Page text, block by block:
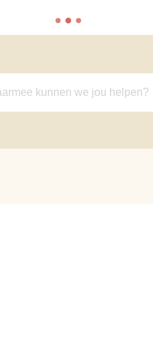
we jou helpen?